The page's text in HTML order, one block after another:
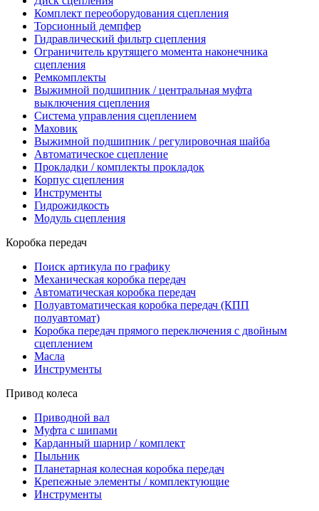
Комплект переоборудования сцепления
Торсионный демпфер
Гидравлический фильтр сцепления
Ограничитель крутящего момента наконечника
сцепления
Ремкомплекты
Выжимной подшипник / центральная муфта
выключения сцепления
Система управления сцеплением
Маховик
Выжимной подшипник / регулировочная шайба
Автоматическое сцепление
Прокладки / комплекты прокладок
Корпус сцепления
Инструменты
Гидрожидкость
Модуль сцепления
Коробка передач
Поиск артикула по графику
Механическая коробка передач
Автоматическая коробка передач
Полуавтоматическая коробка передач (КПП
полуавтомат)
Коробка передач прямого переключения с двойным
сцеплением
Масла
Инструменты
Привод колеса
Приводной вал
Муфта с шипами
Карданный шарнир / комплект
Пыльник
Планетарная колесная коробка передач
Крепежные элементы / комплектующие
Инструменты